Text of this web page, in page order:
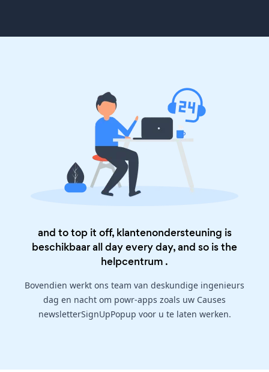
and to top it off, klantenondersteuning is
beschikbaar all day every day, and so is the
helpcentrum .
Bovendien werkt ons team van deskundige ingenieurs
dag en nacht om powr-apps zoals uw Causes
newsletterSignUpPopup voor u te laten werken.